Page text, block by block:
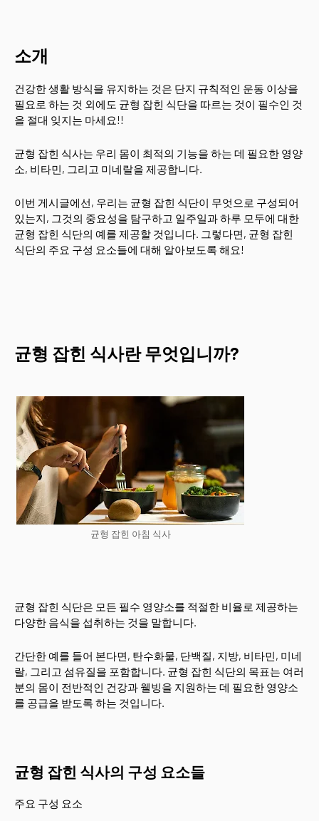
소개
건강한 생활 방식을 유지하는 것은 단지 규칙적인 운동 이상을
필요로 하는 것 외에도 균형 잡힌 식단을 따르는 것이 필수인 것
을 절대 잊지는 마세요!!
균형 잡힌 식사는 우리 몸이 최적의 기능을 하는 데 필요한 영양
소, 비타민, 그리고 미네랄을 제공합니다.
이번 게시글에선, 우리는 균형 잡힌 식단이 무엇으로 구성되어
있는지, 그것의 중요성을 탐구하고 일주일과 하루 모두에 대한
균형 잡힌 식단의 예를 제공할 것입니다. 그렇다면, 균형 잡힌
식단의 주요 구성 요소들에 대해 알아보도록 해요!
균형 잡힌 식사란 무엇입니까?
균형 잡힌 아침 식사
균형 잡힌 식단은 모든 필수 영양소를 적절한 비율로 제공하는
다양한 음식을 섭취하는 것을 말합니다.
간단한 예를 들어 본다면, 탄수화물, 단백질, 지방, 비타민, 미네
랄, 그리고 섬유질을 포함합니다. 균형 잡힌 식단의 목표는 여러
분의 몸이 전반적인 건강과 웰빙을 지원하는 데 필요한 영양소
를 공급을 받도록 하는 것입니다.
균형 잡힌 식사의 구성 요소들
주요 구성 요소